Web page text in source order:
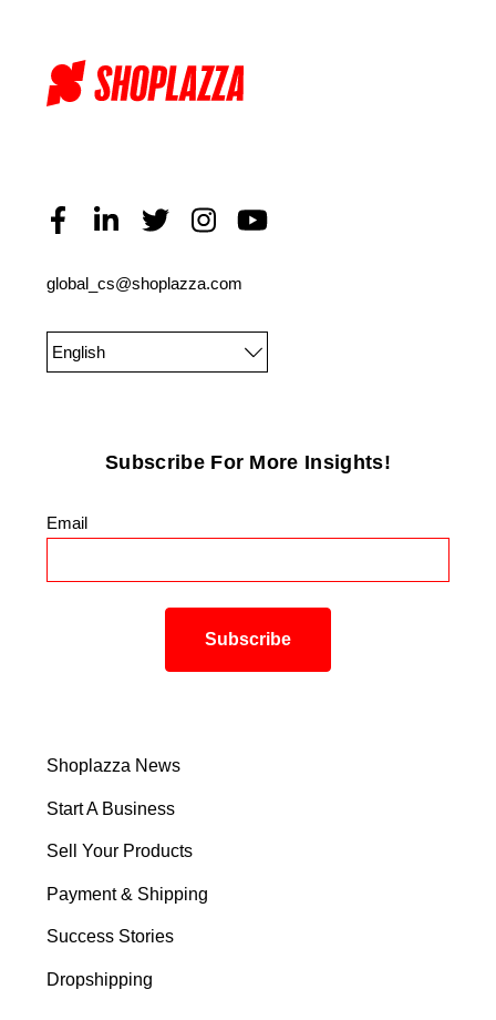
global_cs@shoplazza.com
English
Subscribe For More Insights!
Email
Shoplazza News
Start A Business
Sell Your Products
Payment & Shipping
Success Stories
Dropshipping